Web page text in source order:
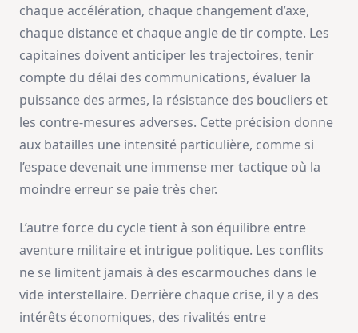
chaque accélération, chaque changement d’axe,
chaque distance et chaque angle de tir compte. Les
capitaines doivent anticiper les trajectoires, tenir
compte du délai des communications, évaluer la
puissance des armes, la résistance des boucliers et
les contre-mesures adverses. Cette précision donne
aux batailles une intensité particulière, comme si
l’espace devenait une immense mer tactique où la
moindre erreur se paie très cher.
L’autre force du cycle tient à son équilibre entre
aventure militaire et intrigue politique. Les conflits
ne se limitent jamais à des escarmouches dans le
vide interstellaire. Derrière chaque crise, il y a des
intérêts économiques, des rivalités entre